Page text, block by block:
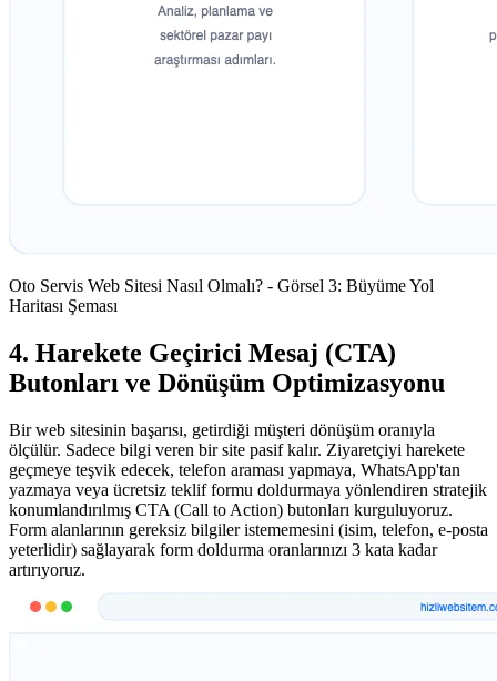
Oto Servis Web Sitesi Nasıl Olmalı? - Görsel 3: Büyüme Yol
Haritası Şeması
4. Harekete Geçirici Mesaj (CTA)
Butonları ve Dönüşüm Optimizasyonu
Bir web sitesinin başarısı, getirdiği müşteri dönüşüm oranıyla
ölçülür. Sadece bilgi veren bir site pasif kalır. Ziyaretçiyi harekete
geçmeye teşvik edecek, telefon araması yapmaya, WhatsApp'tan
yazmaya veya ücretsiz teklif formu doldurmaya yönlendiren stratejik
konumlandırılmış CTA (Call to Action) butonları kurguluyoruz.
Form alanlarının gereksiz bilgiler istememesini (isim, telefon, e-posta
yeterlidir) sağlayarak form doldurma oranlarınızı 3 kata kadar
artırıyoruz.